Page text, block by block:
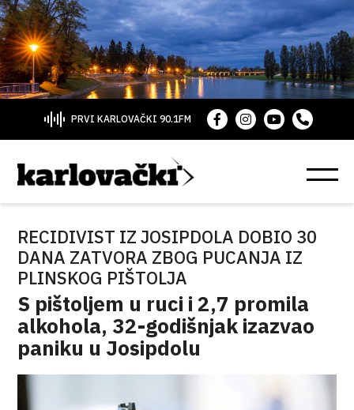
PRVI KARLOVAČKI 90.1FM
RECIDIVIST IZ JOSIPDOLA DOBIO 30
DANA ZATVORA ZBOG PUCANJA IZ
PLINSKOG PIŠTOLJA
S pištoljem u ruci i 2,7 promila
alkohola, 32-godišnjak izazvao
paniku u Josipdolu